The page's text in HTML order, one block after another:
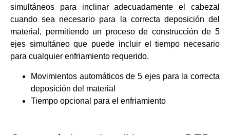
simultáneos para inclinar adecuadamente el cabezal
cuando sea necesario para la correcta deposición del
material, permitiendo un proceso de construcción de 5
ejes simultáneo que puede incluir el tiempo necesario
para cualquier enfriamiento requerido.
Movimientos automáticos de 5 ejes para la correcta
deposición del material
Tiempo opcional para el enfriamiento